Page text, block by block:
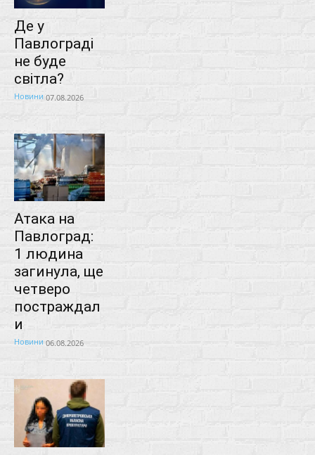
Де у
Павлограді
не буде
світла?
Новини 07.08.2026
Атака на
Павлоград:
1 людина
загинула, ще
четверо
постраждал
и
Новини 06.08.2026